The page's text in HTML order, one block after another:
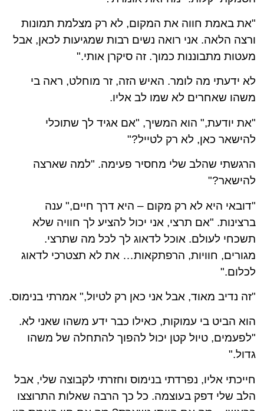
"את באמת חווה את המקום, לא רק מצלמת תמונות
ורצה הלאה. אני רואה נשים רבות שמגיעות לכאן, אבל
מעטות מתבוננות כמוך. זה סיקרן אותי."
לא ידעתי מה לומר. האיש הזה, זר מוחלט, ראה בי
משהו שאחרים לא שמו לב אליו.
"את יודעת," הוא המשיך, "אם אגיד לך שתוכלי
להישאר כאן, לא רק לטייל?"
הרגשתי שהלב שלי מחסיר פעימה. "למה שארצה
להישאר?"
"דובאי היא לא רק מקום – היא דרך חיים," ענה
ברצינות. "אם תרצי, אני יכול להציע לך חוויה שלא
תשכחי לעולם. אוכל לדאוג לך לכל מה שתרצי.
מגורים, חוויות, הרפתקאות… את לא תצטרכי לדאוג
לכלום."
"זה נדיב מאוד, אבל אני כאן רק לטיול," אמרתי בנימוס.
הוא הביט בי עמוקות, כאילו כבר ידע משהו שאני לא.
"לפעמים, טיול קטן יכול להפוך להתחלה של משהו
גדול."
חייכתי אליו, נפרדתי בנימוס וחזרתי לקבוצה שלי, אבל
הלב שלי דפק בעוצמה. כל כך הרבה שאלות התרוצצו